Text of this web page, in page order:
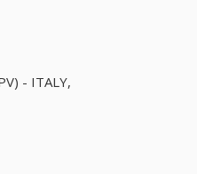
- ITALY,